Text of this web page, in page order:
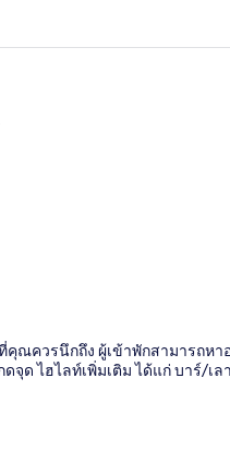
ณควรนึกถึง ผู้เข้าพักสามารถห
ด ไฮไลท์เพิ่มเติม ได้แก่ บาร์/เ